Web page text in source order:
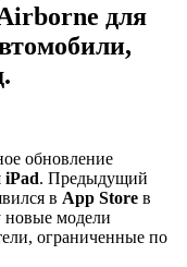
для
обновление
iPad. Предыдущий
в App Store в
новые модели
ограниченные по